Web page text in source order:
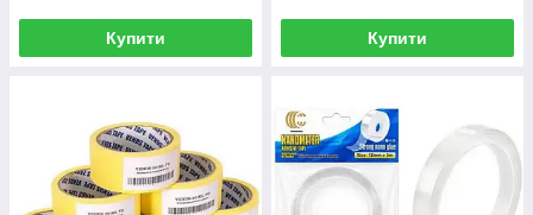
Купити Купити